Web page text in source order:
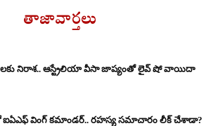
తాజావార్తలు
నిరాశ.. ఆస్ట్రేలియా వీసా జాప్యంతో లైవ్ షో వాయిదా
వింగ్ కమాండర్.. రహస్య సమాచారం లీక్ చేశాడా?